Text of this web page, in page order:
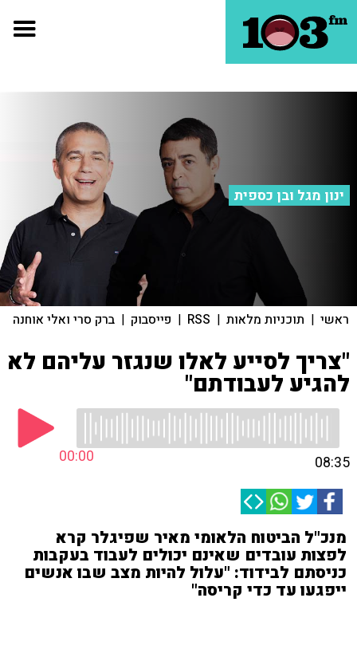
ינון מגל ובן כספית
ראשי | תוכניות מלאות |
RSS
| פייסבוק | ברק סרי ואלי אוחנה
"צריך לסייע לאלו שנגזר עליהם לא
להגיע לעבודתם"
00:00 08:35
מנכ"ל הביטוח הלאומי מאיר שפיגלר קרא
לפצות עובדים שאינם יכולים לעבוד בעקבות
כניסתם לבידוד: "עלול להיות מצב שבו אנשים
ייפגעו עד כדי קריסה"